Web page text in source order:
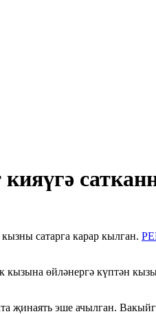
сатарга карар кылган.
өйләнергә күптән
җинаять эше ачылган.